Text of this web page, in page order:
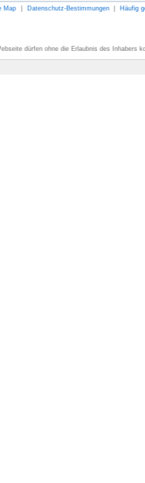
Map | Datenschutz-Bestimmungen | Häufig
dürfen ohne die Erlaubnis des Inhabers